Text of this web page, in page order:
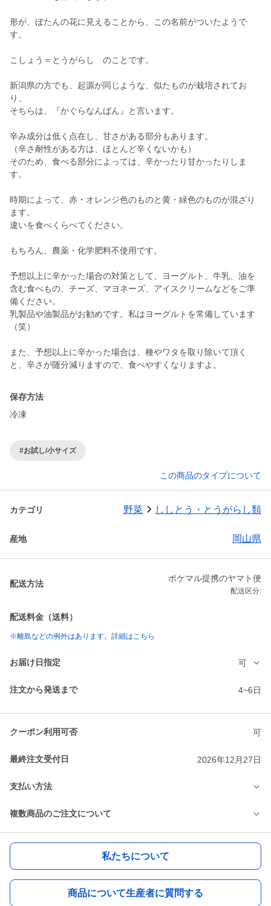
形が、ぼたんの花に見えることから、この名前がついたようで
す。
こしょう＝とうがらし のことです。
新潟県の方でも、起源が同じような、似たものが栽培されてお
り、
そちらは、『かぐらなんばん』と言います。
辛み成分は低く点在し、甘さがある部分もあります。
（辛さ耐性がある方は、ほとんど辛くないかも）
そのため、食べる部分によっては、辛かったり甘かったりしま
す。
時期によって、赤・オレンジ色のものと黄・緑色のものが混ざり
ます。
違いを食べくらべてください。
もちろん、農薬・化学肥料不使用です。
予想以上に辛かった場合の対策として、ヨーグルト、牛乳、油を
含む食べもの、チーズ、マヨネーズ、アイスクリームなどをご準
備ください。
乳製品や油製品がお勧めです。私はヨーグルトを常備しています
（笑）
また、予想以上に辛かった場合は、種やワタを取り除いて頂く
と、辛さが随分減りますので、食べやすくなりますよ。
保存方法
冷凍
#お試し/小サイズ
この商品のタイプについて
カテゴリ 野菜 ししとう・とうがらし類
産地 岡山県
配送方法
ポケマル提携のヤマト便
配送区分:
配送料金（送料）
※離島などの例外はあります。詳細はこちら
お届け日指定 可
注文から発送まで 4~6日
クーポン利用可否 可
最終注文受付日 2026年12月27日
支払い方法
複数商品のご注文について
私たちについて
商品について生産者に質問する